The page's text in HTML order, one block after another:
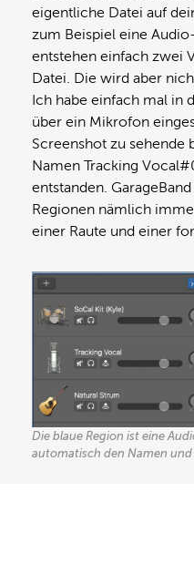
eigentliche Datei auf
zum Beispiel eine
entstehen einfach zwei
Datei. Die wird aber
Ich habe einfach mal in
über ein Mikrofon
Screenshot zu sehende
Namen Tracking
entstanden.
Regionen nämlich
einer Raute und einer
Die blaue Region ist eine
automatisch den Namen und